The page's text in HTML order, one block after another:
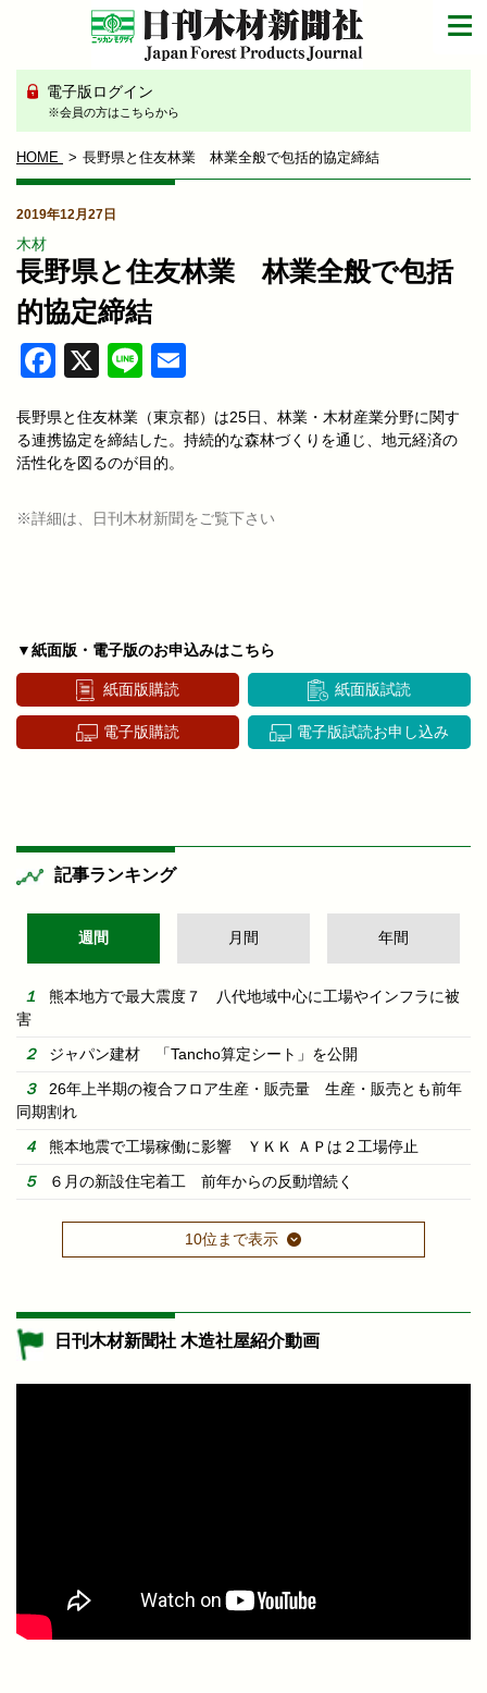
電子版ログイン
※会員の方はこちらから
HOME 長野県と住友林業 林業全般で包括的協定締結
2019年12月27日
木材
長野県と住友林業 林業全般で包括
的協定締結
Facebook
X Line
長野県と住友林業（東京都）は25日、林業・木材産業分野に関す
る連携協定を締結した。持続的な森林づくりを通じ、地元経済の
活性化を図るのが目的。
※詳細は、日刊木材新聞をご覧下さい
▼紙面版・電子版のお申込みはこちら
紙面版購読 紙面版試読
電子版購読 電子版試読お申し込み
記事ランキング
週間 月間 年間
熊本地方で最大震度７ 八代地域中心に工場やインフラに被
害
ジャパン建材 「Tancho算定シート」を公開
26年上半期の複合フロア生産・販売量 生産・販売とも前年
同期割れ
熊本地震で工場稼働に影響 ＹＫＫ ＡＰは２工場停止
６月の新設住宅着工 前年からの反動増続く
10位まで表示
日刊木材新聞社 木造社屋紹介動画